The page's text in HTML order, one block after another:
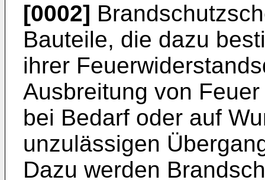
[0002]
Bauteile, die dazu
ihrer
Ausbreitung von
bei Bedarf oder auf
unzulässigen
Dazu werden